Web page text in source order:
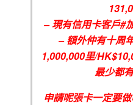
– 現有信用卡客戶#
– 額外仲有十周
1,000,000里/
最少都
申請呢張卡一定要